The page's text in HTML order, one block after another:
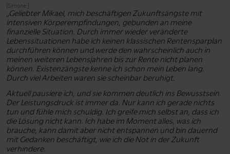
[Simone:]
„Geliebter Mikael, mich beschäftigen Zukunftsängste mit
intensiven Körperempfindungen, gebunden an meine
finanzielle Situation. Durch immer wieder veränderte
Lebenssituationen habe ich keinen klassischen Rentensparplan
durchführen können und werde den wahrscheinlich auch in
meinen weiteren Lebensjahren bis zur Rente nicht planen
können. Existenzängste kenne ich schon mein Leben lang.
Durch viel Arbeiten waren sie scheinbar beruhigt.
Aktuell pausiere ich, und sie kommen deutlich ins Bewusstsein.
Der Leistungsdruck ist immer da. Nur kann ich gerade nichts
tun und fühle mich schuldig. Ich greife mich selbst an, dass ich
die Lösung nicht kann. Ich habe im Moment alles, was ich
brauche, kann damit aber nicht entspannen und bin dauernd
mit Gedanken beschäftigt, wie ich die Not in der Zukunft
verhindere.